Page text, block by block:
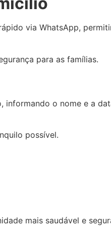
via WhatsApp,
para as famílias.
informando o nome e a
possível.
mais saudável e